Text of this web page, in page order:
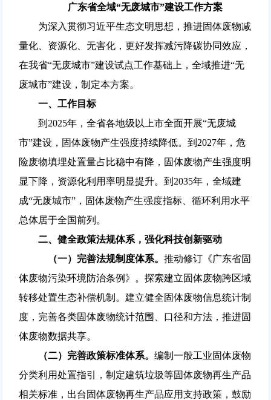
广东省全域“无废城市”建设工作方案
为深入贯彻习近平生态文明思想，推进固体废物减
量化、资源化、无害化，更好发挥减污降碳协同效应，
在我省“无废城市”建设试点工作基础上，全域推进“无
废城市”建设，制定本方案。
一、工作目标
到2025年，全省各地级以上市全面开展“无废城
市”建设，固体废物产生强度持续降低。到2027年，危
险废物填埋处置量占比稳中有降，固体废物产生强度明
显下降，资源化利用率明显提升。到2035年，全域建
成“无废城市”，固体废物产生强度指标、循环利用水平
总体居于全国前列。
二、健全政策法规体系，强化科技创新驱动
（一）完善法规制度体系。 推动修订《广东省固
体废物污染环境防治条例》。探索建立固体废物跨区域
转移处置生态补偿机制。建立健全固体废物信息统计制
度，完善各类固体废物统计范围、口径和方法，推进固
体废物数据共享。
（二）完善政策标准体系。 编制一般工业固体废物
分类利用处置指引，制定建筑垃圾等固体废物再生产品
相关标准，出台固体废物再生产品应用支持政策，鼓励